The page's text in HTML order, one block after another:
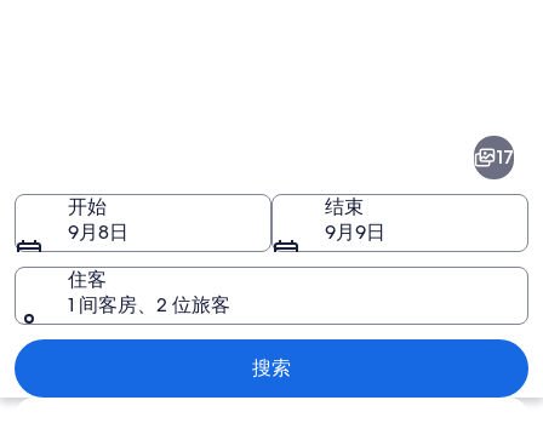
17
开始
9月8日
结束
9月9日
住客
1 间客房、2 位旅客
搜索
浏览地图